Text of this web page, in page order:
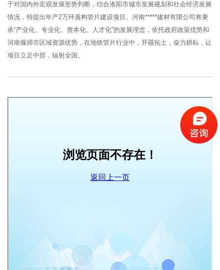
于对国内外宏观发展形势判断，结合洛阳市城市发展规划和社会经济发展
情况，特提出年产2万环盾构管片建设项目。河南*****建材有限公司将秉
承“产业化、专业化、资本化、人才化”的发展理念，依托政府政策优势和
河南偃师市区域资源优势，在地铁管片行业中，开疆拓土，奋力耕耘，让
项目立足中部，辐射全国。